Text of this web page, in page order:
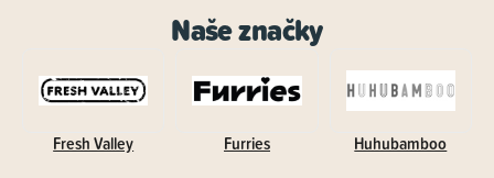
Naše značky
Fresh Valley Furries Huhubamboo